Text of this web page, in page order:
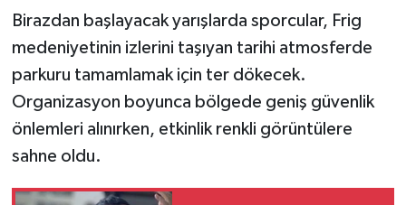
Birazdan başlayacak yarışlarda sporcular, Frig
medeniyetinin izlerini taşıyan tarihi atmosferde
parkuru tamamlamak için ter dökecek.
Organizasyon boyunca bölgede geniş güvenlik
önlemleri alınırken, etkinlik renkli görüntülere
sahne oldu.